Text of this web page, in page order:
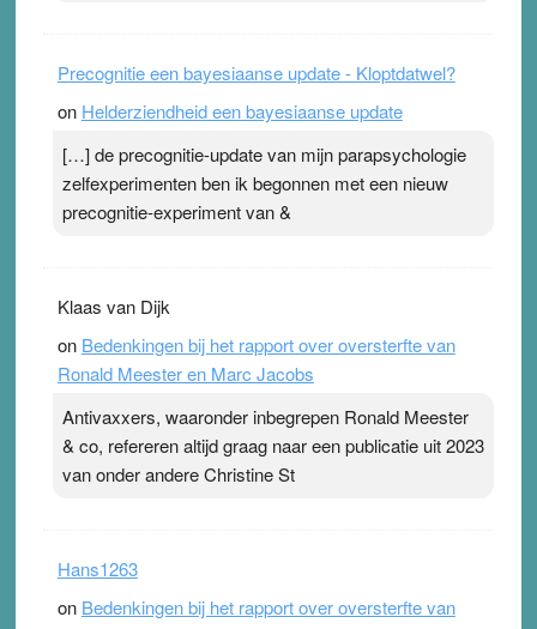
Precognitie een bayesiaanse update - Kloptdatwel?
on Helderziendheid een bayesiaanse update
[…] de precognitie-update van mijn parapsychologie
zelfexperimenten ben ik begonnen met een nieuw
precognitie-experiment van &
Klaas van Dijk
on Bedenkingen bij het rapport over oversterfte van
Ronald Meester en Marc Jacobs
Antivaxxers, waaronder inbegrepen Ronald Meester
& co, refereren altijd graag naar een publicatie uit 2023
van onder andere Christine St
Hans1263
on Bedenkingen bij het rapport over oversterfte van